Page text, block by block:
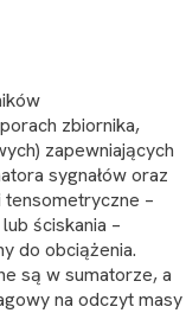
zbiornika,
zapewniających
sygnałów oraz
tensometryczne –
ściskania –
do obciążenia.
są w sumatorze, a
na odczyt masy